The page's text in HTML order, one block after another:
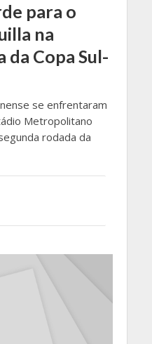
para o
na
da Copa Sul-
se enfrentaram
Metropolitano
rodada da